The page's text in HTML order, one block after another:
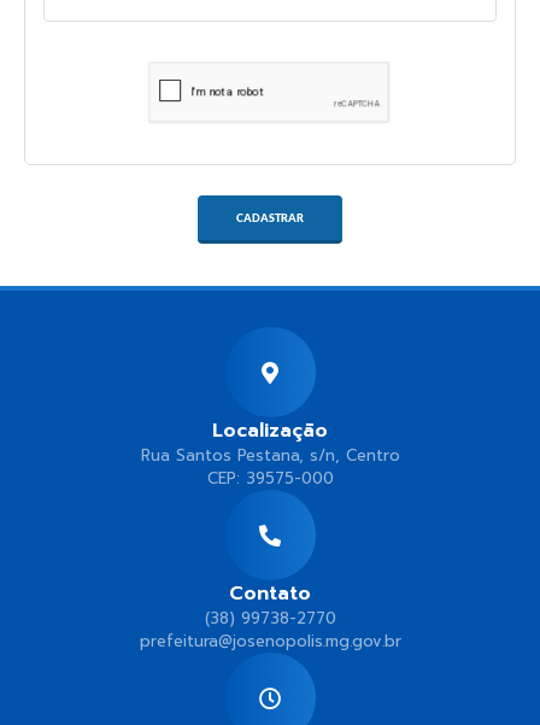
CADASTRAR
Localização
Rua Santos Pestana, s/n, Centro
CEP: 39575-000
Contato
(38) 99738-2770
prefeitura@josenopolis.mg.gov.br